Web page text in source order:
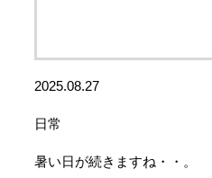
2025.08.27
日常
暑い日が続きますね・・。